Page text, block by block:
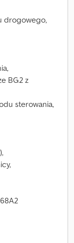
drogowego,
BG2 z
sterowania,